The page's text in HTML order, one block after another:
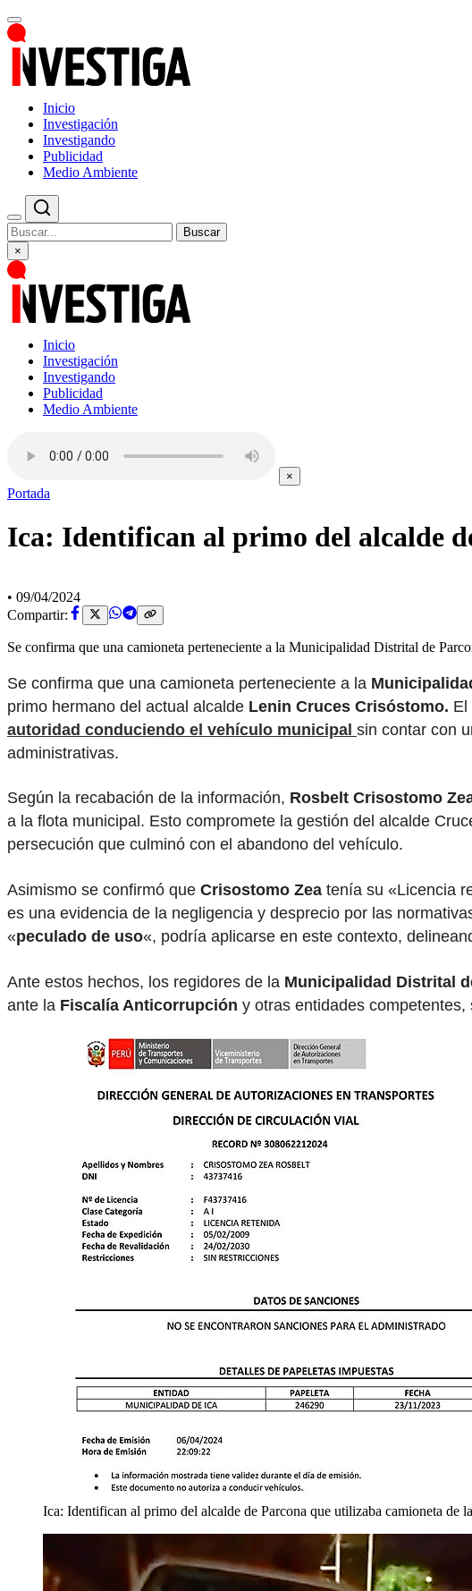
Inicio
Investigación
Investigando
Publicidad
Medio Ambiente
Buscar
×
Inicio
Investigación
Investigando
Publicidad
Medio Ambiente
×
Portada
Ica: Identifican al primo del alcalde
• 09/04/2024
Compartir:
Se confirma que una camioneta perteneciente a la Municipalidad Distrital de
Se confirma que una camioneta perteneciente a la
primo hermano del actual alcalde Lenin Cruces Crisóstomo. El
autoridad conduciendo el vehículo municipal sin contar con
administrativas.
Según la recabación de la información, Rosbelt Crisostomo
a la flota municipal. Esto compromete la gestión del alcalde
persecución que culminó con el abandono del vehículo.
Asimismo se confirmó que Crisostomo Zea tenía su «Licencia
es una evidencia de la negligencia y desprecio por las
«peculado de uso«, podría aplicarse en este contexto,
Ante estos hechos, los regidores de la Municipalidad Distrital
ante la Fiscalía Anticorrupción y otras entidades
Ica: Identifican al primo del alcalde de Parcona que utilizaba camioneta de